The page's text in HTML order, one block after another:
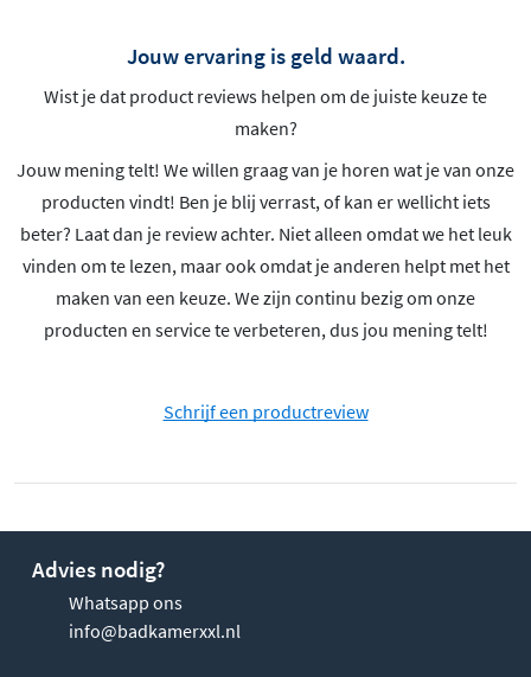
Jouw ervaring is geld waard.
Wist je dat product reviews helpen om de juiste keuze te
maken?
Jouw mening telt! We willen graag van je horen wat je van onze
producten vindt! Ben je blij verrast, of kan er wellicht iets
beter? Laat dan je review achter. Niet alleen omdat we het leuk
vinden om te lezen, maar ook omdat je anderen helpt met het
maken van een keuze. We zijn continu bezig om onze
producten en service te verbeteren, dus jou mening telt!
Schrijf een productreview
Advies nodig?
Whatsapp ons
info@badkamerxxl.nl